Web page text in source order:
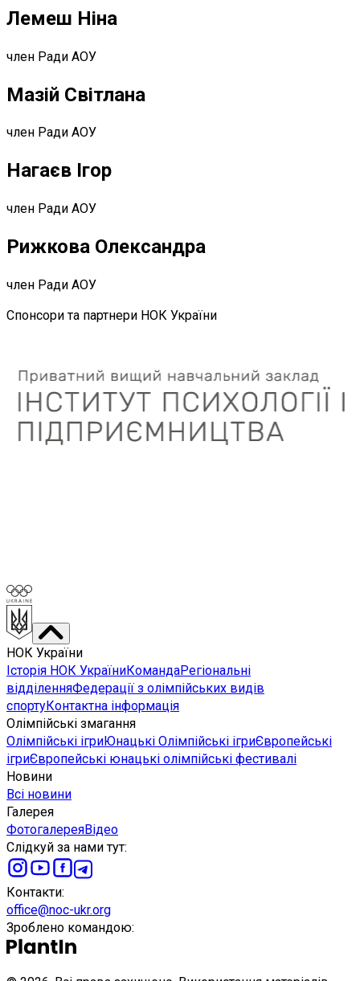
Лемеш Ніна
член Ради АОУ
Мазій Світлана
член Ради АОУ
Нагаєв Ігор
член Ради АОУ
Рижкова Олександра
член Ради АОУ
Спонсори та партнери НОК України
НОК України
Історія НОК УкраїниКомандаРегіональні
відділенняФедерації з олімпійських видів
спортуКонтактна інформація
Олімпійські змагання
Олімпійські ігриЮнацькі Олімпійські ігриЄвропейські
ігриЄвропейські юнацькі олімпійські фестивалі
Новини
Всі новини
Галерея
ФотогалереяВідео
Слідкуй за нами тут:
Контакти:
office@noc-ukr.org
Зроблено командою: